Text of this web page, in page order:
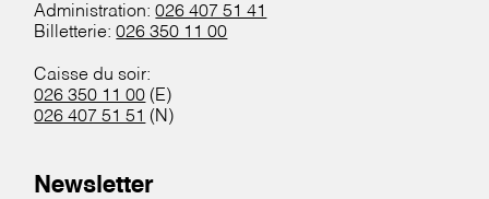
Administration:026 407 51 41
Billetterie:026 350 11 00
Caisse du soir:
026 350 11 00 (E)
026 407 51 51 (N)
Newsletter